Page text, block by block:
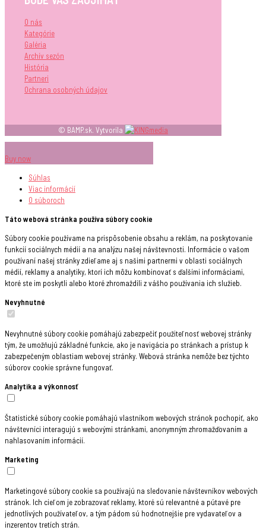
O nás
Kategórie
Galéria
Archív sezón
História
Partneri
Ochrana osobných údajov
© BAMP.sk. Vytvorila
Buy now
Súhlas
Viac informácií
O súboroch
Táto webová stránka používa súbory cookie
Súbory cookie používame na prispôsobenie obsahu a reklám, na poskytovanie
funkcií sociálnych médií a na analýzu našej návštevnosti. Informácie o vašom
používaní našej stránky zdieľame aj s našimi partnermi v oblasti sociálnych
médií, reklamy a analytiky, ktorí ich môžu kombinovať s ďalšími informáciami,
ktoré ste im poskytli alebo ktoré zhromaždili z vášho používania ich služieb.
Nevyhnutné
Nevyhnutné súbory cookie pomáhajú zabezpečiť použiteľnosť webovej stránky
tým, že umožňujú základné funkcie, ako je navigácia po stránkach a prístup k
zabezpečeným oblastiam webovej stránky. Webová stránka nemôže bez týchto
súborov cookie správne fungovať.
Analytika a výkonnosť
Štatistické súbory cookie pomáhajú vlastníkom webových stránok pochopiť, ako
návštevníci interagujú s webovými stránkami, anonymným zhromažďovaním a
nahlasovaním informácií.
Marketing
Marketingové súbory cookie sa používajú na sledovanie návštevníkov webových
stránok. Ich cieľom je zobrazovať reklamy, ktoré sú relevantné a pútavé pre
jednotlivých používateľov, a tým pádom sú hodnotnejšie pre vydavateľov a
inzerentov tretích strán.